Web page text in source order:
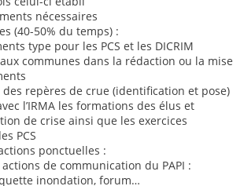
nécessaires
(40-50% du temps) :
type pour les PCS et les DICRIM
communes dans la rédaction ou la mise
repères de crue (identification et pose)
l’IRMA les formations des élus et
de crise ainsi que les exercices
PCS
ponctuelles :
de communication du PAPI :
inondation, forum…